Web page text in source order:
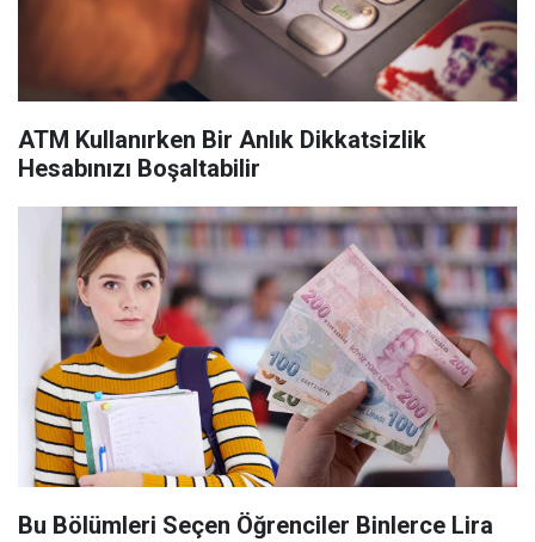
ATM Kullanırken Bir Anlık Dikkatsizlik
Hesabınızı Boşaltabilir
Bu Bölümleri Seçen Öğrenciler Binlerce Lira